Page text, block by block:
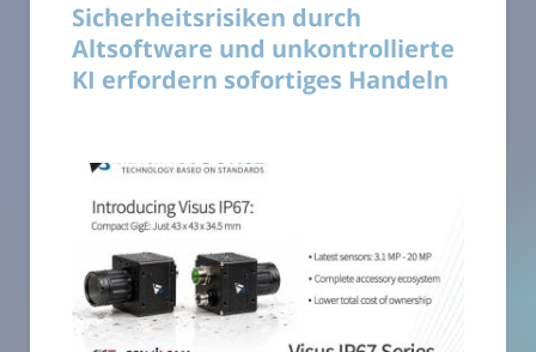
Sicherheitsrisiken durch
Altsoftware und unkontrollierte
KI erfordern sofortiges Handeln